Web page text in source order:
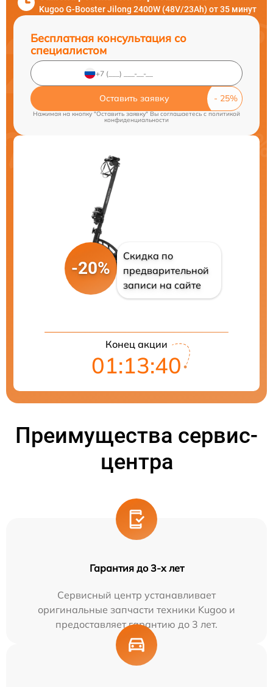
Kugoo G-Booster Jilong 2400W (48V/23Ah) от 35 минут
Бесплатная консультация со
специалистом
Оставить заявку
Нажимая на кнопку "Оставить заявку" Вы соглашаетесь cполитикой
конфиденциальности
-20%
Скидка по
предварительной
записи на сайте
Конец акции
01:13:40
Преимущества сервис-
центра
Гарантия до 3-х лет
Сервисный центр устанавливает
оригинальные запчасти техники Kugoo и
предоставляет гарантию до 3 лет.